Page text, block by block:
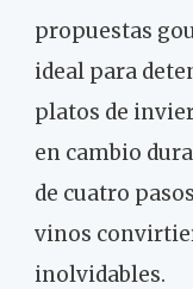
propuestas
ideal para
platos de
en cambio
de cuatro
vinos
inolvidables.